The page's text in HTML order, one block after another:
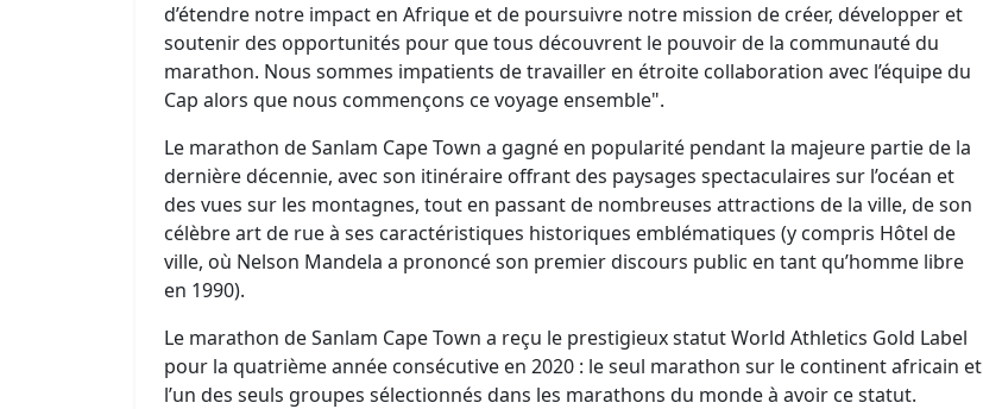
d’étendre notre impact en Afrique et de poursuivre notre mission de créer, développer et
soutenir des opportunités pour que tous découvrent le pouvoir de la communauté du
marathon. Nous sommes impatients de travailler en étroite collaboration avec l’équipe du
Cap alors que nous commençons ce voyage ensemble".
Le marathon de Sanlam Cape Town a gagné en popularité pendant la majeure partie de la
dernière décennie, avec son itinéraire offrant des paysages spectaculaires sur l’océan et
des vues sur les montagnes, tout en passant de nombreuses attractions de la ville, de son
célèbre art de rue à ses caractéristiques historiques emblématiques (y compris Hôtel de
ville, où Nelson Mandela a prononcé son premier discours public en tant qu’homme libre
en 1990).
Le marathon de Sanlam Cape Town a reçu le prestigieux statut World Athletics Gold Label
pour la quatrième année consécutive en 2020 : le seul marathon sur le continent africain et
l’un des seuls groupes sélectionnés dans les marathons du monde à avoir ce statut.